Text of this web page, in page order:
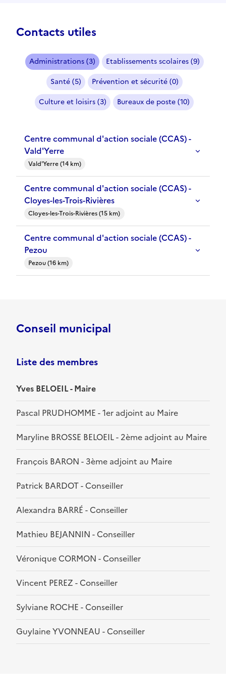
Contacts utiles
Administrations (3)
Etablissements scolaires (9)
Santé (5)
Prévention et sécurité (0)
Culture et loisirs (3)
Bureaux de poste (10)
Centre communal d'action sociale (CCAS) -
Vald'Yerre
Vald'Yerre (14 km)
Centre communal d'action sociale (CCAS) -
Cloyes-les-Trois-Rivières
Cloyes-les-Trois-Rivières (15 km)
Centre communal d'action sociale (CCAS) -
Pezou
Pezou (16 km)
Conseil municipal
Liste des membres
Yves BELOEIL - Maire
Pascal PRUDHOMME - 1er adjoint au Maire
Maryline BROSSE BELOEIL - 2ème adjoint au Maire
François BARON - 3ème adjoint au Maire
Patrick BARDOT - Conseiller
Alexandra BARRÉ - Conseiller
Mathieu BEJANNIN - Conseiller
Véronique CORMON - Conseiller
Vincent PEREZ - Conseiller
Sylviane ROCHE - Conseiller
Guylaine YVONNEAU - Conseiller